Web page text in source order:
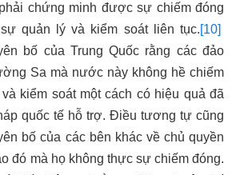
chứng minh được sự chiếm đóng
quản lý và kiểm soát liên tục.[10]
bố của Trung Quốc rằng các đảo
Sa mà nước này không hề chiếm
kiểm soát một cách có hiệu quả đã
quốc tế hỗ trợ. Điều tương tự cũng
bố của các bên khác về chủ quyền
đó mà họ không thực sự chiếm đóng.